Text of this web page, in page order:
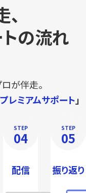
の流れ
が伴走。
プレミアムサポート」
STEP
04
配信
STEP
05
振り返り